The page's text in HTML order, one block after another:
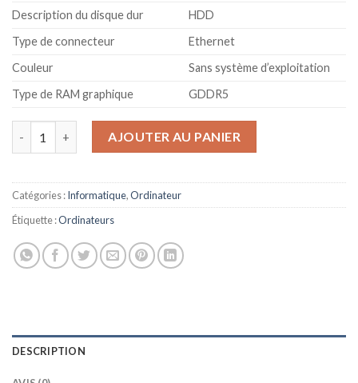
Description du disque dur
HDD
Type de connecteur
Ethernet
Couleur
Sans système d’exploitation
Type de RAM graphique
GDDR5
quantité de Sedatech PC Pro Gamer Watercooling AMD Ryzen
AJOUTER AU PANIER
Catégories :Informatique,Ordinateur
Étiquette :Ordinateurs
DESCRIPTION